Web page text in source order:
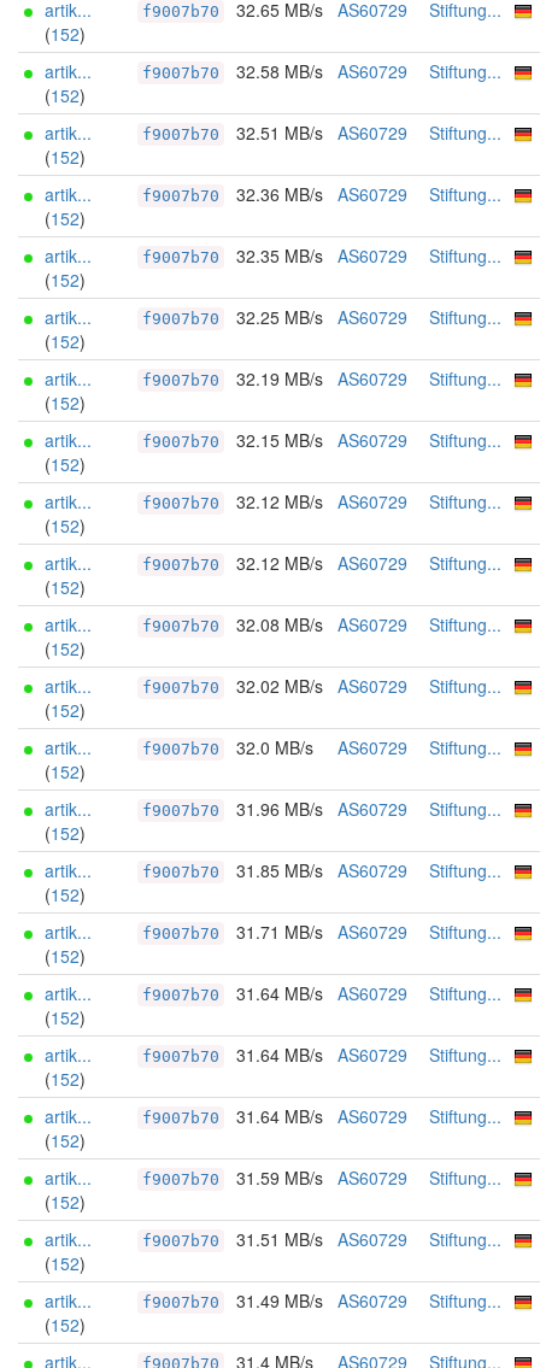
artik...
(152)
f9007b70 32.65 MB/s AS60729 Stiftung...
artik...
(152)
f9007b70 32.58 MB/s AS60729 Stiftung...
artik...
(152)
f9007b70 32.51 MB/s AS60729 Stiftung...
artik...
(152)
f9007b70 32.36 MB/s AS60729 Stiftung...
artik...
(152)
f9007b70 32.35 MB/s AS60729 Stiftung...
artik...
(152)
f9007b70 32.25 MB/s AS60729 Stiftung...
artik...
(152)
f9007b70 32.19 MB/s AS60729 Stiftung...
artik...
(152)
f9007b70 32.15 MB/s AS60729 Stiftung...
artik...
(152)
f9007b70 32.12 MB/s AS60729 Stiftung...
artik...
(152)
f9007b70 32.12 MB/s AS60729 Stiftung...
artik...
(152)
f9007b70 32.08 MB/s AS60729 Stiftung...
artik...
(152)
f9007b70 32.02 MB/s AS60729 Stiftung...
artik...
(152)
f9007b70 32.0 MB/s AS60729 Stiftung...
artik...
(152)
f9007b70 31.96 MB/s AS60729 Stiftung...
artik...
(152)
f9007b70 31.85 MB/s AS60729 Stiftung...
artik...
(152)
f9007b70 31.71 MB/s AS60729 Stiftung...
artik...
(152)
f9007b70 31.64 MB/s AS60729 Stiftung...
artik...
(152)
f9007b70 31.64 MB/s AS60729 Stiftung...
artik...
(152)
f9007b70 31.64 MB/s AS60729 Stiftung...
artik...
(152)
f9007b70 31.59 MB/s AS60729 Stiftung...
artik...
(152)
f9007b70 31.51 MB/s AS60729 Stiftung...
artik...
(152)
f9007b70 31.49 MB/s AS60729 Stiftung...
artik... f9007b70 31.4 MB/s AS60729 Stiftung...